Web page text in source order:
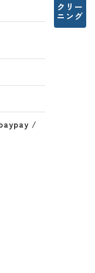
/
クリー
ニング